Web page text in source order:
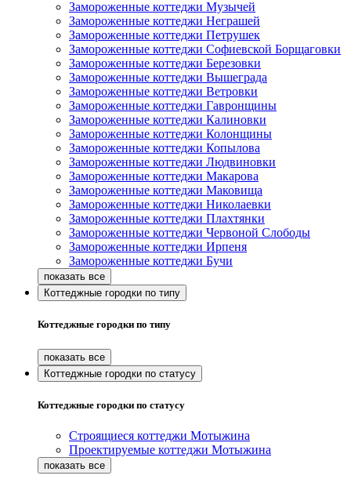
Замороженные коттеджи Музычей
Замороженные коттеджи Неграшей
Замороженные коттеджи Петрушек
Замороженные коттеджи Софиевской Борщаговки
Замороженные коттеджи Березовки
Замороженные коттеджи Вышеграда
Замороженные коттеджи Ветровки
Замороженные коттеджи Гавронщины
Замороженные коттеджи Калиновки
Замороженные коттеджи Колонщины
Замороженные коттеджи Копылова
Замороженные коттеджи Людвиновки
Замороженные коттеджи Макарова
Замороженные коттеджи Маковища
Замороженные коттеджи Николаевки
Замороженные коттеджи Плахтянки
Замороженные коттеджи Червоной Слободы
Замороженные коттеджи Ирпеня
Замороженные коттеджи Бучи
Коттеджные городки по типу
Коттеджные городки по типу
Коттеджные городки по статусу
Коттеджные городки по статусу
Строящиеся коттеджи Мотыжина
Проектируемые коттеджи Мотыжина